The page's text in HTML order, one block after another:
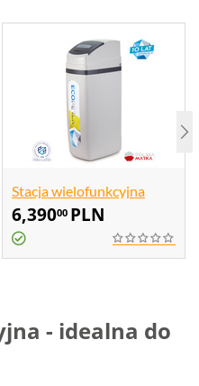
Stacja wielofunkcyjna
Ecoperla Multicab
6,39000 PLN
- idealna do